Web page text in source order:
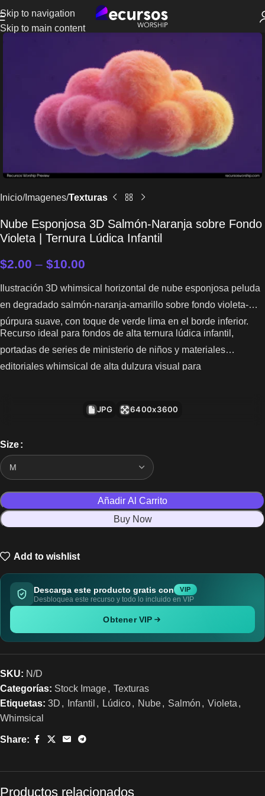
Skip to navigation
Skip to main content
Inicio Imagenes Texturas
Nube Esponjosa 3D Salmón-Naranja sobre Fondo
Violeta | Ternura Lúdica Infantil
$2.00 – $10.00
Ilustración 3D whimsical horizontal de nube esponjosa peluda
en degradado salmón-naranja-amarillo sobre fondo violeta-
púrpura suave, con toque de verde lima en el borde inferior.
Recurso ideal para fondos de alta ternura lúdica infantil,
portadas de series de ministerio de niños y materiales
editoriales whimsical de alta dulzura visual para
JPG 6400x3600
Size
Añadir Al Carrito
Buy Now
Add to wishlist
Descarga este producto gratis con VIP
Desbloquea este recurso y todo lo incluido en VIP
Obtener VIP
SKU: N/D
Categorías: Stock Image, Texturas
Etiquetas: 3D , Infantil , Lúdico, Nube, Salmón , Violeta ,
Whimsical
Share:
Productos relacionados